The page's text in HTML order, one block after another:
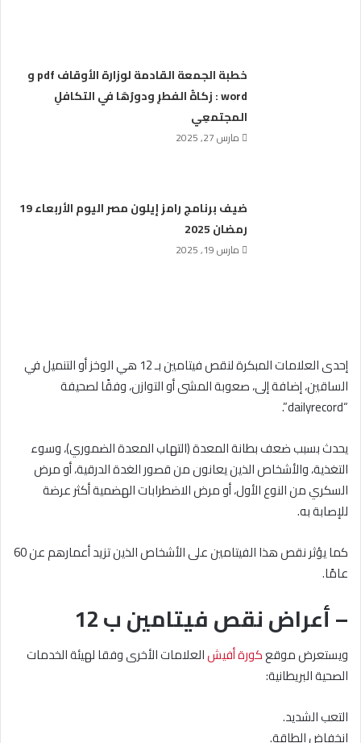
خطبة الجمعة القادمة لوزارة الأوقاف pdf و
word : زكاةُ الفطرِ ودورُهَا في التكافلِ
المجتمعِي
مارس 27, 2025
ضيف برنامج رامز إيلون مصر اليوم الأربعاء 19
رمضان 2025
مارس 19, 2025
إحدى العلامات المبكرة لنقص فيتامين بـ 12 هي الوخز أو التنميل في
الساقين، إضافة إلى، صعوبة المشى أو التوازن، وفقًا لصحيفة
“dailyrecord”.
يحدث بسبب ضعف بطانة المعدة (التهاب المعدة الضموري)، وسوء
التغذية، والأشخاص الذين يعانون من قصور الغدة الدرقية، أو مرض
السكري من النوع الأول، أو مرض الاضطرابات الهضمية أكثر عرضة
للإصابة به.
كما يؤثر نقص هذا الفيتامين على الأشخاص الذين تزيد أعمارهم عن 60
عامًا.
– أعراض نقص فيتامين ب 12
ويستعرض موقعكورة أفيشالعلامات الأخرى وفقا لهيئة الخدمات
الصحية البريطانية:
التعب الشديد.
انخفاض الطاقة.